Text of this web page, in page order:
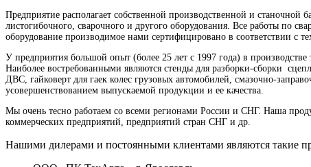
Предприятие располагает собственной производственной и
листогибочного, сварочного и другого оборудования. Все работы по
оборудование производимое нами сертифицировано в соответствии с
У предприятия большой опыт (более 25 лет с 1997 года) в производстве
Наиболее востребованными являются стенды для разборки-сборки
ДВС, гайковерт для гаек колес грузовых автомобилей, смазочно-
усовершенствованием выпускаемой продукции и ее качества.
Мы очень тесно работаем со всеми регионами России и СНГ. Наша
коммерческих предприятий, предприятий стран СНГ и др.
Нашими дилерами и постоянными клиентами являются такие